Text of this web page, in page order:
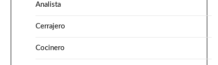
Analista
Cerrajero
Cocinero